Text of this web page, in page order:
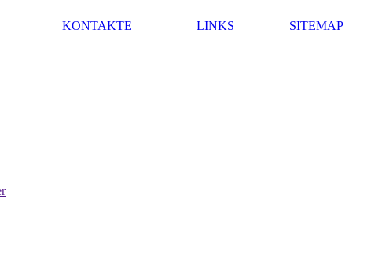
KONTAKTE LINKS
SITEMAP